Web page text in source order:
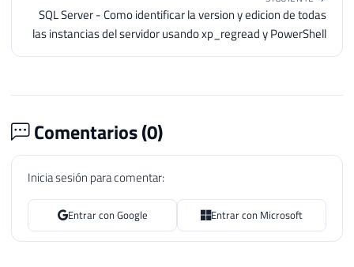
SQL Server - Como identificar la version y edicion de todas
las instancias del servidor usando xp_regread y PowerShell
Comentarios (0)
Inicia sesión para comentar:
Entrar con Google Entrar con Microsoft